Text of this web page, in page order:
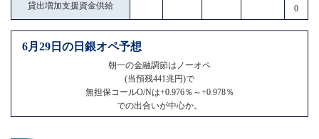
0
貸出増加支援資金供給
6月29日の日銀オペ予想
朝一の金融調節はノーオペ
(当預残441兆円)で
無担保コールO/Nは+0.976％～+0.978％
での出合いが中心か。